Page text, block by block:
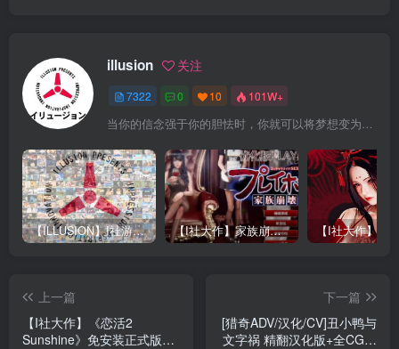
illusion 关注
7322 0 10 101W+
当你的信念强于你的胆怯时，你就可以将梦想变为现实了
【ILLUSION】I社游戏合集截至2025 无修正汉化硬盘纯净版手慢无[微云/OD] 【I社大作】家族崩坏Playhome 终极12.0收藏版新整合【85G/补档福利】【年费会员专享，手慢无】
上一篇
【I社大作】《恋活2
Sunshine》免安装正式版
下一篇
[猎奇ADV/汉化/CV]丑小鸭与
文字祸 精翻汉化版+全CG存